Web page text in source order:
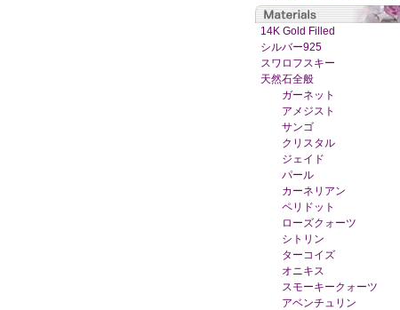
14K Gold Filled
シルバー925
スワロフスキー
天然石全般
ガーネット
アメジスト
サンゴ
クリスタル
ジェイド
パール
カーネリアン
ペリドット
ローズクォーツ
シトリン
ターコイズ
オニキス
スモーキークォーツ
アベンチュリン